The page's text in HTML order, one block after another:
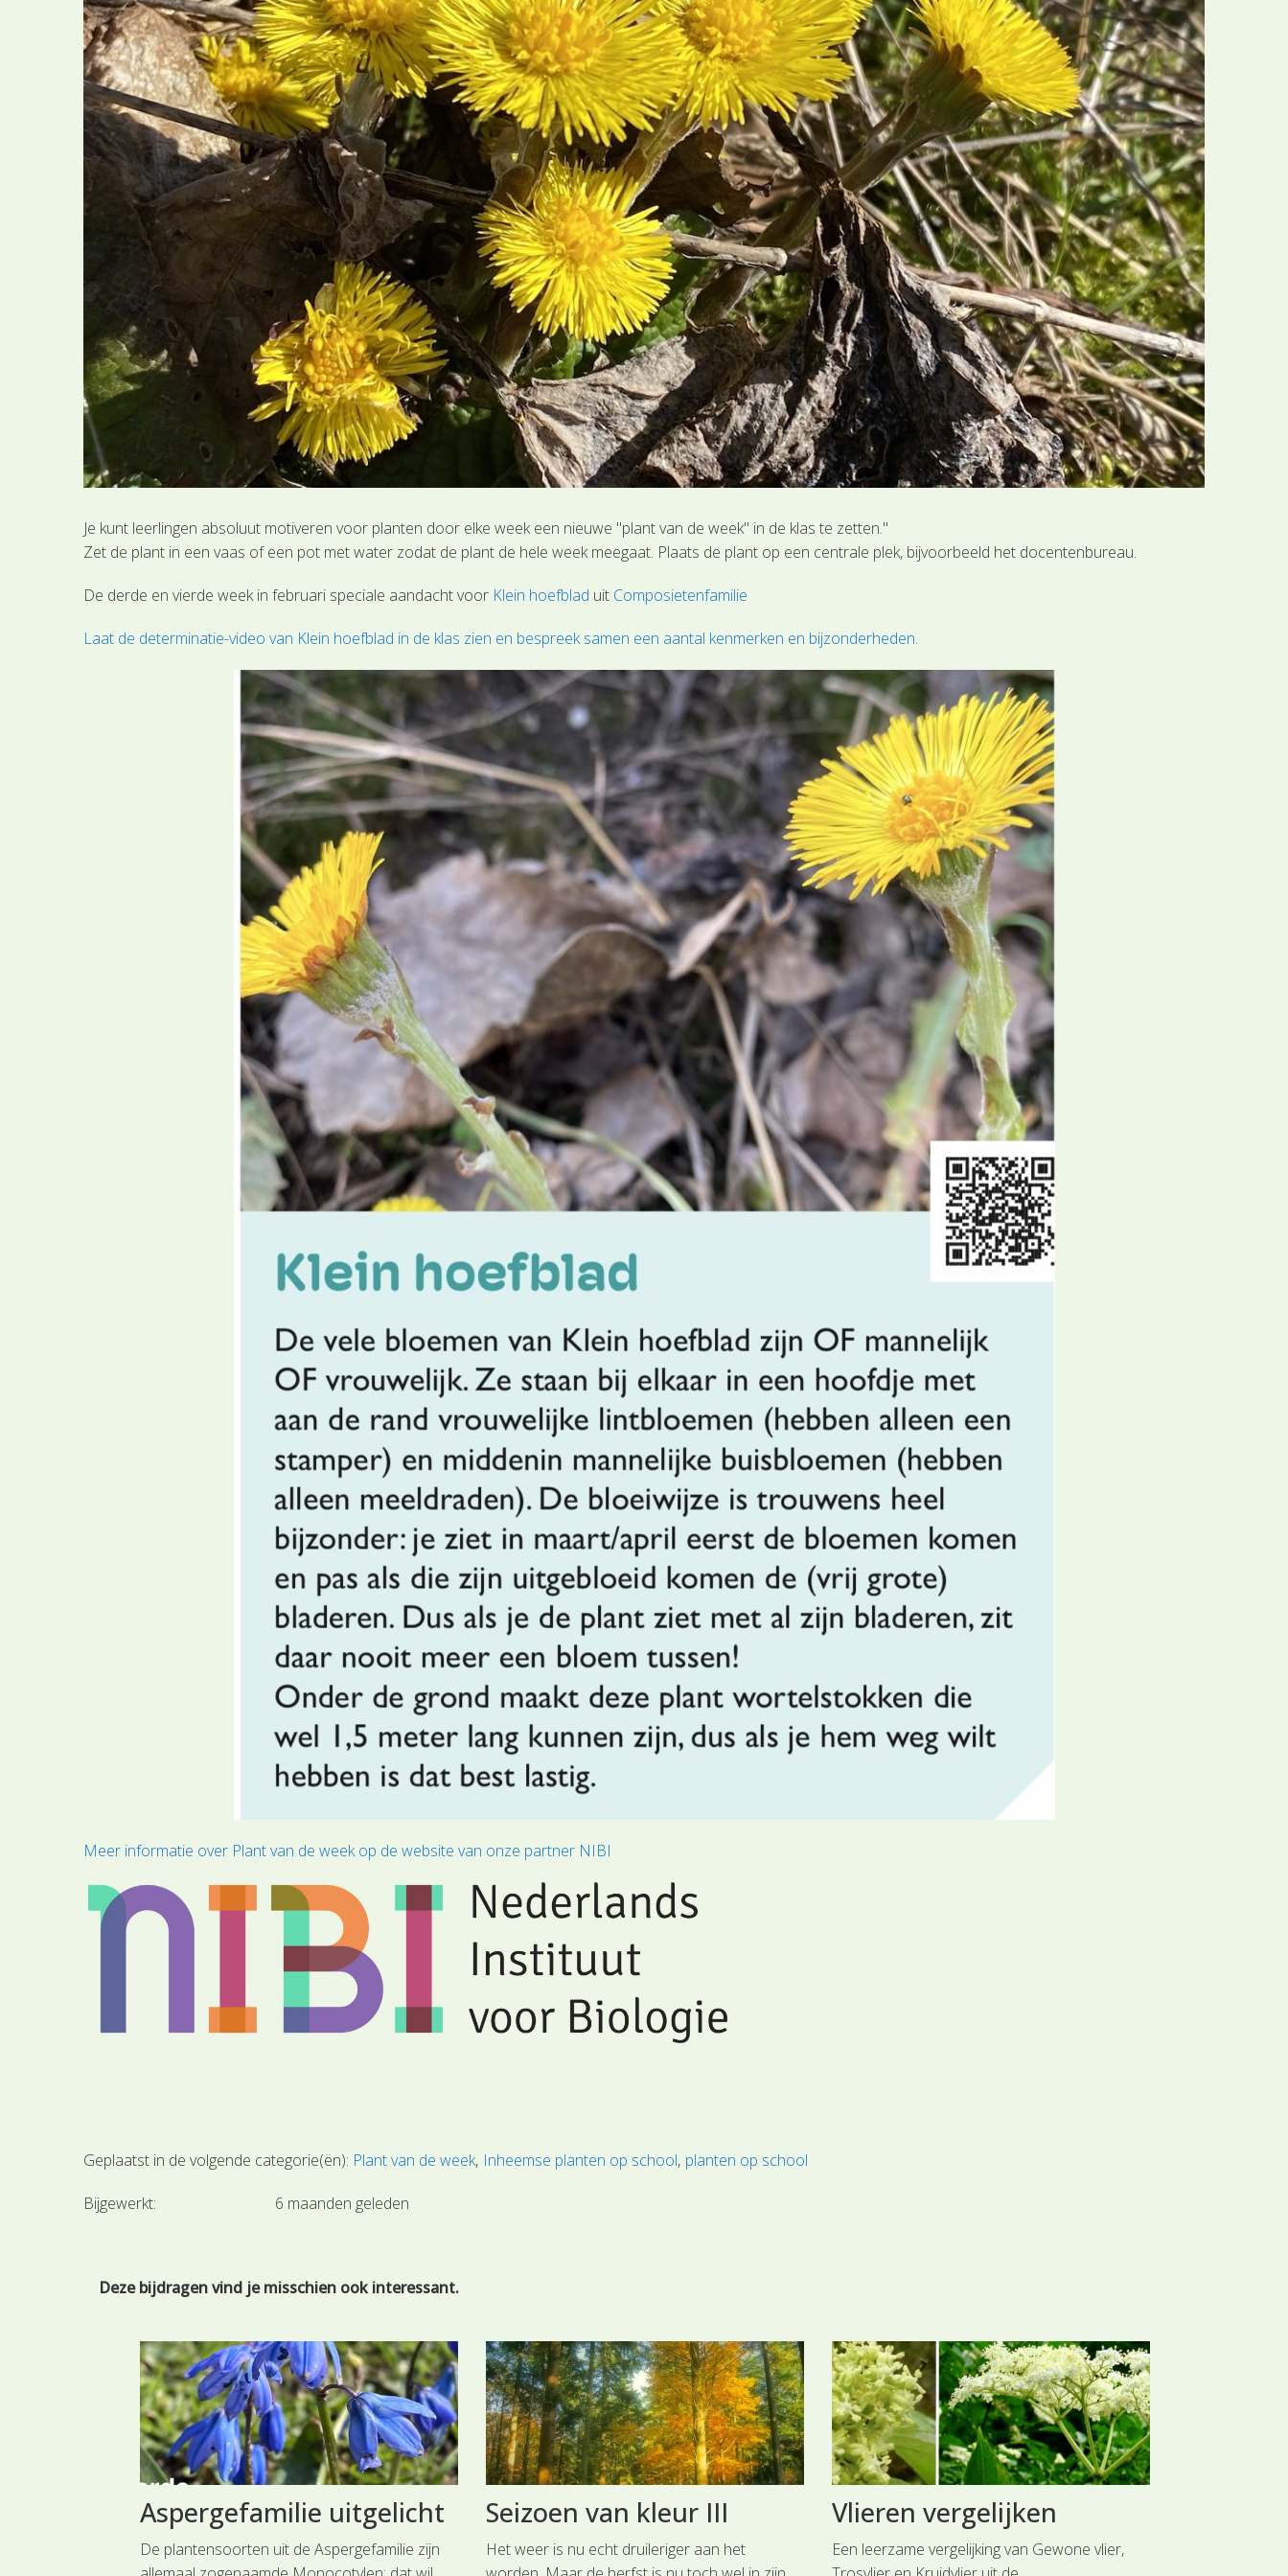
Je kunt leerlingen absoluut motiveren voor planten door elke week een nieuwe "plant van de week" in de klas te zetten."
Zet de plant in een vaas of een pot met water zodat de plant de hele week meegaat. Plaats de plant op een centrale plek, bijvoorbeeld het docentenbureau.
De derde en vierde week in februari speciale aandacht voor Klein hoefblad uit Composietenfamilie
Laat de determinatie-video van Klein hoefblad in de klas zien en bespreek samen een aantal kenmerken en bijzonderheden.
Meer informatie over Plant van de week op de website van onze partner NIBI
Geplaatst in de volgende categorie(ën): Plant van de week Inheemse planten op school planten op school
Bijgewerkt: 6 maanden geleden
Deze bijdragen vind je misschien ook interessant.
Aspergefamilie uitgelicht
De plantensoorten uit de Aspergefamilie zijn
Seizoen van kleur III
Het weer is nu echt druileriger aan het
Vlieren vergelijken
Een leerzame vergelijking van Gewone vlier,